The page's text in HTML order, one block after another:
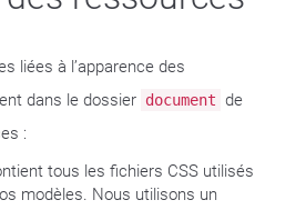
liées à l’apparence des
dans le dossier document de
:
tous les fichiers CSS utilisés
modèles. Nous utilisons un